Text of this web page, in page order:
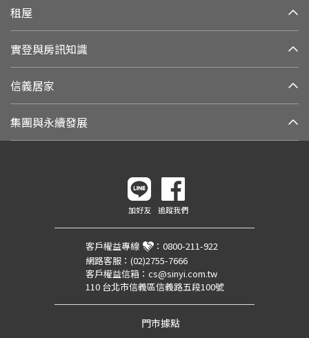
租屋
實登與房訊知識
信義居家
集團與永續發展
加好友 追蹤我們
客戶權益專線 ： 0800-211-922
網路客服： (02)2755-7666
客戶權益信箱： cs@sinyi.com.tw
110 台北市信義區信義路五段100號
門市據點